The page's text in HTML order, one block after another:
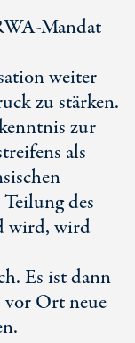
Mandat
weiter
zu stärken.
zur
als
des
wird, wird
Es ist dann
vor Ort neue